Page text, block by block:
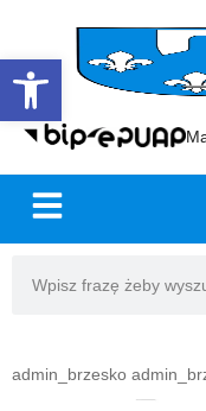
Open toolbar
admin_brzesko